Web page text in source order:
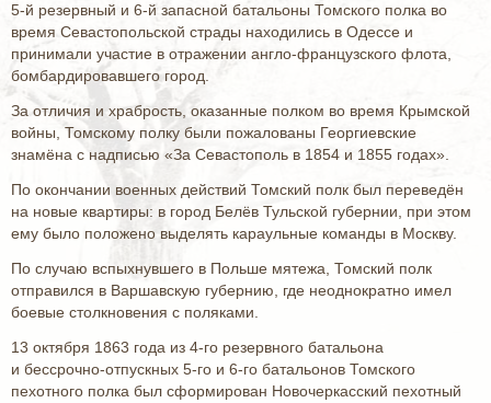
5-й резервный и 6-й запасной батальоны Томского полка во
время Севастопольской страды находились в Одессе и
принимали участие в отражении англо-французского флота,
бомбардировавшего город.
За отличия и храбрость, оказанные полком во время Крымской
войны, Томскому полку были пожалованы Георгиевские
знамёна с надписью «За Севастополь в 1854 и 1855 годах».
По окончании военных действий Томский полк был переведён
на новые квартиры: в город Белёв Тульской губернии, при этом
ему было положено выделять караульные команды в Москву.
По случаю вспыхнувшего в Польше мятежа, Томский полк
отправился в Варшавскую губернию, где неоднократно имел
боевые столкновения с поляками.
13 октября 1863 года из 4-го резервного батальона
и бессрочно-отпускных 5-го и 6-го батальонов Томского
пехотного полка был сформирован Новочеркасский пехотный